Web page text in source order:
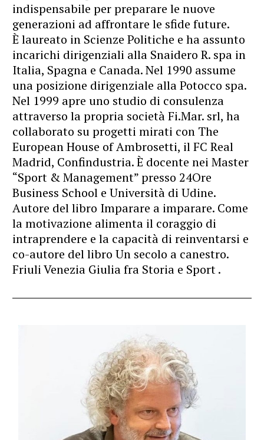
indispensabile per preparare le nuove
generazioni ad affrontare le sfide future.
È laureato in Scienze Politiche e ha assunto
incarichi dirigenziali alla Snaidero R. spa in
Italia, Spagna e Canada. Nel 1990 assume
una posizione dirigenziale alla Potocco spa.
Nel 1999 apre uno studio di consulenza
attraverso la propria società Fi.Mar. srl, ha
collaborato su progetti mirati con The
European House of Ambrosetti, il FC Real
Madrid, Confindustria. È docente nei Master
“Sport & Management” presso 24Ore
Business School e Università di Udine.
Autore del libro Imparare a imparare. Come
la motivazione alimenta il coraggio di
intraprendere e la capacità di reinventarsi e
co-autore del libro Un secolo a canestro.
Friuli Venezia Giulia fra Storia e Sport .